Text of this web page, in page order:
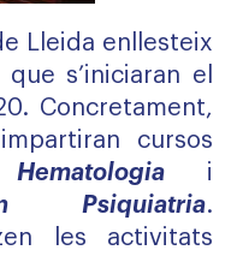
Lleida enllesteix
s’iniciaran el
Concretament,
cursos
i
Psiquiatria.
les activitats